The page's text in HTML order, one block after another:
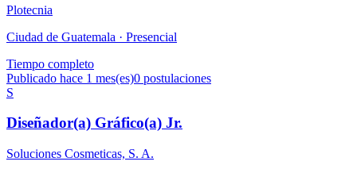
Plotecnia
Ciudad de Guatemala · Presencial
Tiempo completo
Publicado hace 1 mes(es)0 postulaciones
S
Diseñador(a) Gráfico(a) Jr.
Soluciones Cosmeticas, S. A.